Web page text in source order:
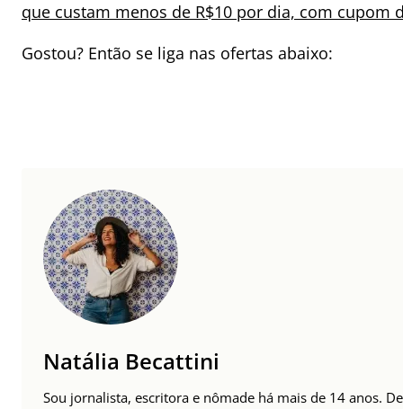
que custam menos de R$10 por dia, com cupom
Gostou? Então se liga nas ofertas abaixo:
Natália Becattini
Sou jornalista, escritora e nômade há mais de 14 anos.